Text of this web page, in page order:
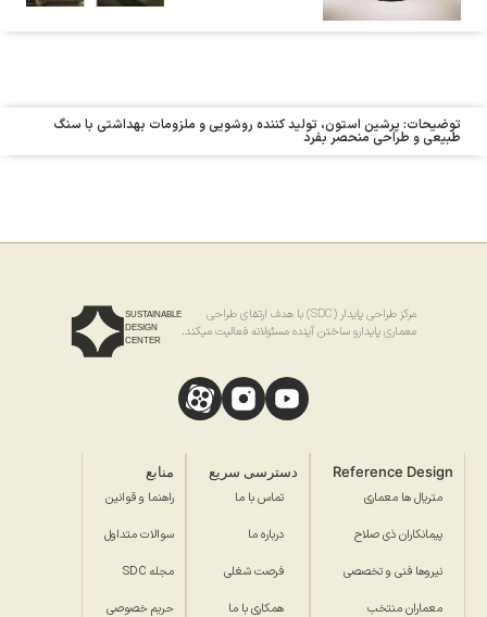
توضیحات: پرشین استون، تولید کننده روشویی و ملزومات بهداشتی با سنگ
طبیعی و طراحی منحصر بفرد
مرکز طراحی پایدار (SDC) با هدف ارتقای طراحی
معماری پایدارو ساختن آینده مسئولانه فعالیت میکند.
SUSTAINABLE
DESIGN
CENTER
Reference Design
متریال ها معماری
پیمانکاران ذی صلاح
نیروها فنی و تخصصی
معماران منتخب
دسترسی سریع
تماس با ما
درباره ما
فرصت شغلی
همکاری با ما
منابع
راهنما و قوانین
سوالات متداول
مجله SDC
حریم خصوصی